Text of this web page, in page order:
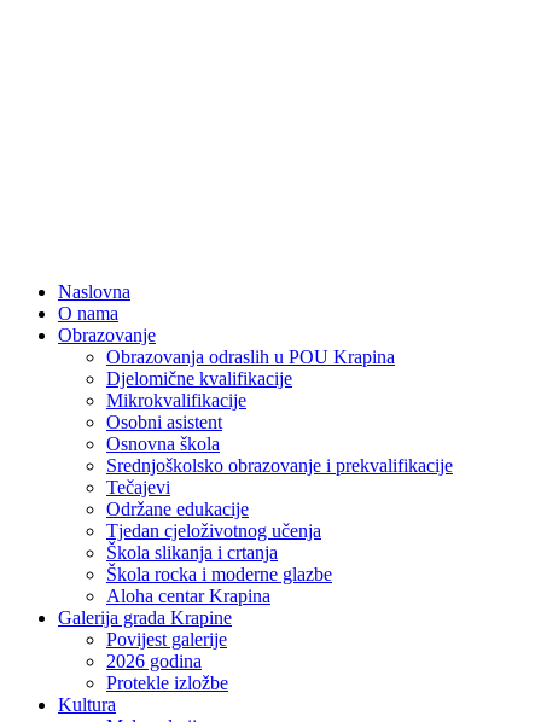
Naslovna
O nama
Obrazovanje
Obrazovanja odraslih u POU Krapina
Djelomične kvalifikacije
Mikrokvalifikacije
Osobni asistent
Osnovna škola
Srednjoškolsko obrazovanje i prekvalifikacije
Tečajevi
Održane edukacije
Tjedan cjeloživotnog učenja
Škola slikanja i crtanja
Škola rocka i moderne glazbe
Aloha centar Krapina
Galerija grada Krapine
Povijest galerije
2026 godina
Protekle izložbe
Kultura